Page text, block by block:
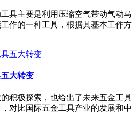
具主要是利用压缩空气带动气动马
作的一种工具，根据其基本工作方
大转变
积极探索，也给出了未来五金工具
对比国际五金工具产业的发展和中